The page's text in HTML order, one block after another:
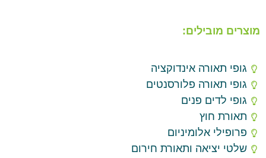
מוצרים מובילים:
גופי תאורה אינדוקציה
גופי תאורה פלורסנטים
גופי לדים פנים
תאורת חוץ
פרופילי אלומיניום
שלטי יציאה ותאורת חירום